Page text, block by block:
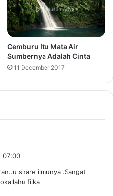
Cemburu Itu Mata Air
Sumbernya Adalah Cinta
11 December 2017
07:00
share ilmunya .Sangat
fiika